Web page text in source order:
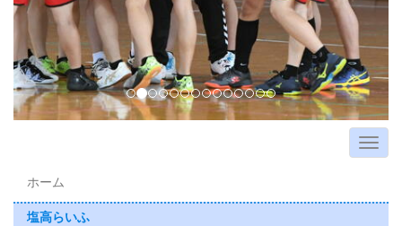
ホーム
塩高らいふ